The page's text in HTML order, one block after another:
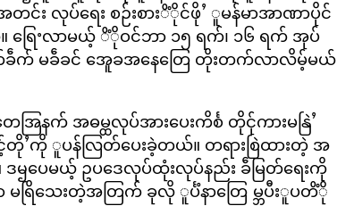
း လုပ်ရေး စဉ်းစားိံိုင်ဖိုႛ ူမန်မာအာဏာပိုင်
ရြေႚလာမယ့် ိံိုဝင်ဘာ ၁၅ ရက်၊ ၁၆ ရက် အုပ်
ခဵက် မခဵခင် အေူခအနေတြေ တိုးတက်လာလိမ့်မယ်
နက် အဓမ္ထလုပ်အားပေးကိင်္စ တိုင်ုကားမနြဲႛ
တိုႛကို ူပန်လြတ်ပေးခဲ့တယ်။ တရားစြဲထားတဲ့ အ
ၝပေမယ့် ဥပဒေလုပ်ထုံးလုပ်နည်း ခဵမြတ်ရေးကို
မရြိသေးတဲ့အတြက် ခုလို ူင်္ပံနာတြေ မ္ဘပီးူပတိံို